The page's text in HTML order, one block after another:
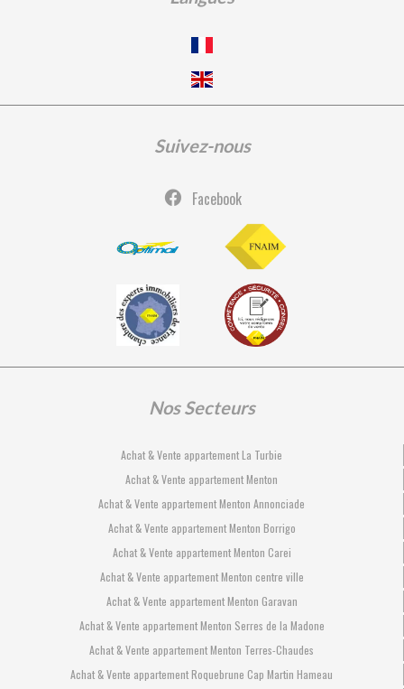
Suivez-nous
Facebook
Nos Secteurs
Achat & Vente appartement La Turbie
Achat & Vente appartement Menton
Achat & Vente appartement Menton Annonciade
Achat & Vente appartement Menton Borrigo
Achat & Vente appartement Menton Carei
Achat & Vente appartement Menton centre ville
Achat & Vente appartement Menton Garavan
Achat & Vente appartement Menton Serres de la Madone
Achat & Vente appartement Menton Terres-Chaudes
Achat & Vente appartement Roquebrune Cap Martin Hameau